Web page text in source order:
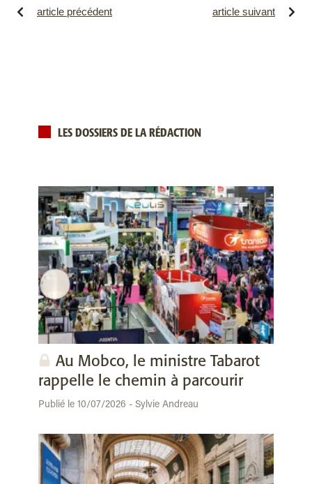
article précédent article suivant
LES DOSSIERS DE LA RÉDACTION
Au Mobco, le ministre Tabarot
rappelle le chemin à parcourir
Publié le 10/07/2026 - Sylvie Andreau